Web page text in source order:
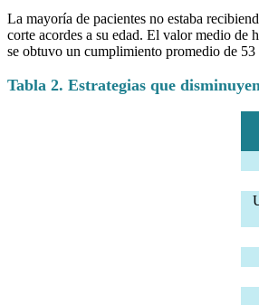
La mayoría de pacientes no estaba
corte acordes a su edad. El valor medio
se obtuvo un cumplimiento promedio de
Tabla 2. Estrategias que